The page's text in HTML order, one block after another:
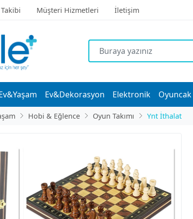
Müşteri Hizmetleri İletişim
Ev&Dekorasyon Elektronik Oyuncak
Hobi & Eğlence Oyun Takımı Ynt İthalat